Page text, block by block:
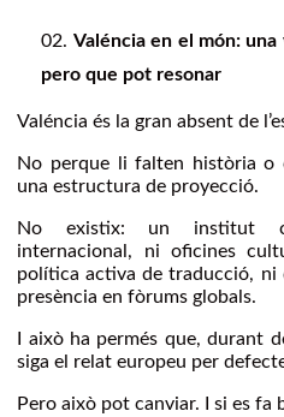
Valéncia en el món:
pero que pot resonar
Valéncia és la gran absent de
No perque li falten història
una estructura de proyecció.
No existix: un institut
internacional, ni oficines
política activa de traducció, ni
presència en fòrums globals.
I això ha permés que, durant
siga el relat europeu per
Pero això pot canviar. I si es fa